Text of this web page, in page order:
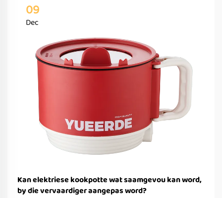
09
Dec
Kan elektriese kookpotte wat saamgevou kan word,
by die vervaardiger aangepas word?